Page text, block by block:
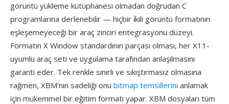
görüntü yükleme kütüphanesi olmadan doğrudan C
programlarına derlenebilir — hiçbir i̇kili görüntü formatının
eşleşemeyeceği bir araç zinciri entegrasyonu düzeyi.
Formatın X Window standardının parçası olması, her X11-
uyumlu araç seti ve uygulama tarafından anlaşılmasını
garanti eder. Tek renkle sınırlı ve sıkıştırmasız olmasına
rağmen, XBM'nın sadeliği onu bitmap temsillerini anlamak
için mükemmel bir eğitim formatı yapar. XBM dosyaları tüm